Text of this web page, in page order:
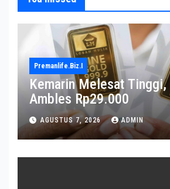
Premanlife.biz.i
Kemarin Melesat Tinggi,
Ambles Rp29.000
AGUSTUS 7, 2026 ADMIN